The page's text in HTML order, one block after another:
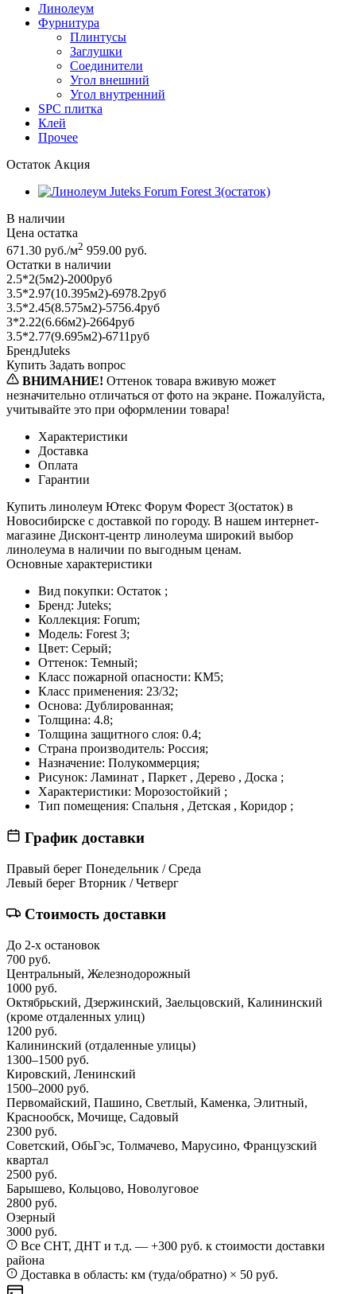
Линолеум
Фурнитура
Плинтусы
Заглушки
Соединители
Угол внешний
Угол внутренний
SPC плитка
Клей
Прочее
Остаток Акция
В наличии
Цена остатка
671.30 руб./м2 959.00 руб.
Остатки в наличии
2.5*2(5м2)-2000руб
3.5*2.97(10.395м2)-6978.2руб
3.5*2.45(8.575м2)-5756.4руб
3*2.22(6.66м2)-2664руб
3.5*2.77(9.695м2)-6711руб
БрендJuteks
Купить Задать вопрос
ВНИМАНИЕ! Оттенок товара вживую может
незначительно отличаться от фото на экране. Пожалуйста,
учитывайте это при оформлении товара!
Характеристики
Доставка
Оплата
Гарантии
Купить линолеум Ютекс Форум Форест 3(остаток) в
Новосибирске с доставкой по городу. В нашем интернет-
магазине Дисконт-центр линолеума широкий выбор
линолеума в наличии по выгодным ценам.
Основные характеристики
Вид покупки: Остаток ;
Бренд: Juteks;
Коллекция: Forum;
Модель: Forest 3;
Цвет: Серый;
Оттенок: Темный;
Класс пожарной опасности: КМ5;
Класс применения: 23/32;
Основа: Дублированная;
Толщина: 4.8;
Толщина защитного слоя: 0.4;
Страна производитель: Россия;
Назначение: Полукоммерция;
Рисунок: Ламинат , Паркет , Дерево , Доска ;
Характеристики: Морозостойкий ;
Тип помещения: Спальня , Детская , Коридор ;
График доставки
Правый берег Понедельник / Среда
Левый берег Вторник / Четверг
Стоимость доставки
До 2-х остановок
700 руб.
Центральный, Железнодорожный
1000 руб.
Октябрьский, Дзержинский, Заельцовский, Калининский
(кроме отдаленных улиц)
1200 руб.
Калининский (отдаленные улицы)
1300–1500 руб.
Кировский, Ленинский
1500–2000 руб.
Первомайский, Пашино, Светлый, Каменка, Элитный,
Краснообск, Мочище, Садовый
2300 руб.
Советский, ОбьГэс, Толмачево, Марусино, Французский
квартал
2500 руб.
Барышево, Кольцово, Новолуговое
2800 руб.
Озерный
3000 руб.
Все СНТ, ДНТ и т.д. — +300 руб. к стоимости доставки
района
Доставка в область: км (туда/обратно) × 50 руб.